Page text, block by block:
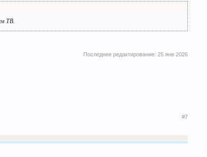
ТВ.
Последнее редактирование: 25 янв 2026
#7